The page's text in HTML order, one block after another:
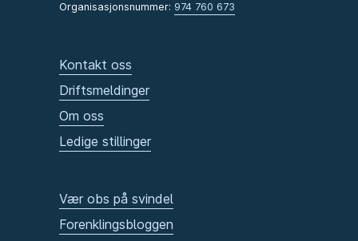
Organisasjonsnummer: 974 760 673
Kontakt oss
Driftsmeldinger
Om oss
Ledige stillinger
Vær obs på svindel
Forenklingsbloggen